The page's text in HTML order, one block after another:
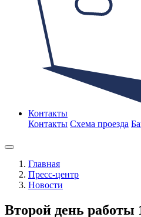
Контакты
Контакты Схема проезда
Главная
Пресс-центр
Новости
Второй день работы